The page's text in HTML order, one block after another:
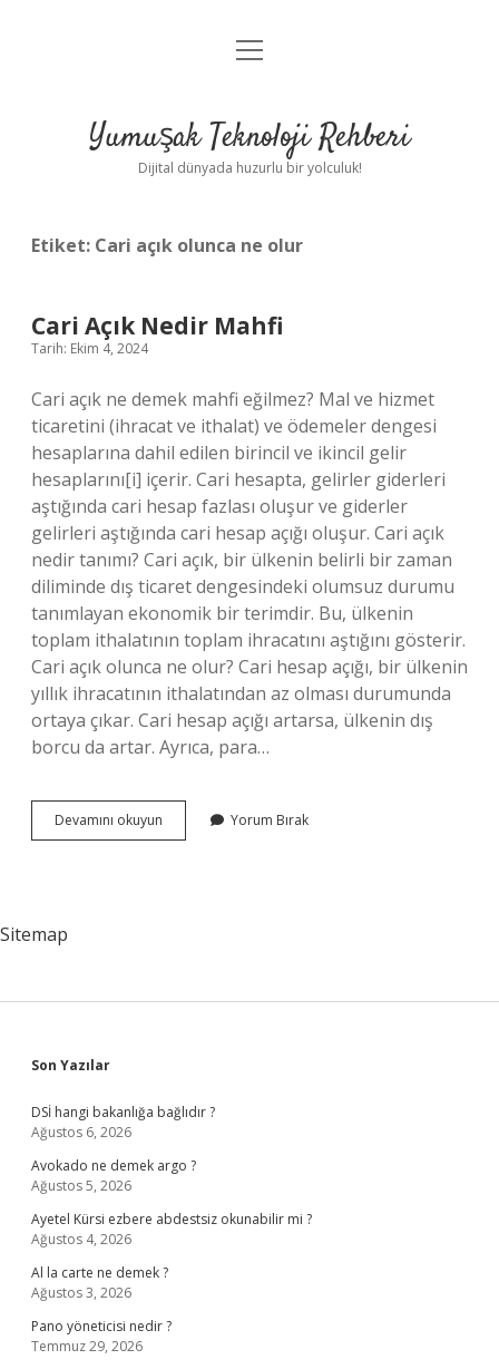
Anasayfa
Yasal Uyarı
menüyü
Yumuşak Teknoloji Rehberi
Dijital dünyada huzurlu bir yolculuk!
Etiket: Cari açık olunca ne olur
Cari Açık Nedir Mahfi
Tarih: Ekim 4, 2024
Cari açık ne demek mahfi eğilmez? Mal ve hizmet
ticaretini (ihracat ve ithalat) ve ödemeler dengesi
hesaplarına dahil edilen birincil ve ikincil gelir
hesaplarını[i] içerir. Cari hesapta, gelirler giderleri
aştığında cari hesap fazlası oluşur ve giderler
gelirleri aştığında cari hesap açığı oluşur. Cari açık
nedir tanımı? Cari açık, bir ülkenin belirli bir zaman
diliminde dış ticaret dengesindeki olumsuz durumu
tanımlayan ekonomik bir terimdir. Bu, ülkenin
toplam ithalatının toplam ihracatını aştığını gösterir.
Cari açık olunca ne olur? Cari hesap açığı, bir ülkenin
yıllık ihracatının ithalatından az olması durumunda
ortaya çıkar. Cari hesap açığı artarsa, ülkenin dış
borcu da artar. Ayrıca, para…
Devamını okuyun
Açık
Yorum Bırak
Sitemap
Sidebar
Son Yazılar
DSİ hangi bakanlığa bağlıdır ?
Ağustos 6, 2026
Avokado ne demek argo ?
Ağustos 5, 2026
Ayetel Kürsi ezbere abdestsiz okunabilir mi ?
Ağustos 4, 2026
Al la carte ne demek ?
Ağustos 3, 2026
Pano yöneticisi nedir ?
Temmuz 29, 2026